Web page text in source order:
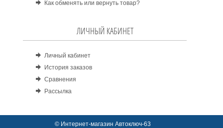
Как обменять или вернуть товар?
ЛИЧНЫЙ КАБИНЕТ
Личный кабинет
История заказов
Сравнения
Рассылка
© Интернет-магазин Автоключ-63